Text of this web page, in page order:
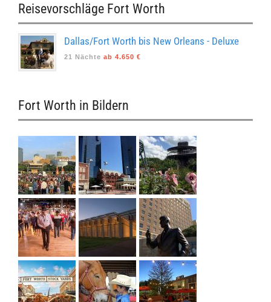
Reisevorschläge Fort Worth
Dallas/Fort Worth bis New Orleans - Deluxe
21 Nächte ab 4.650 €
Fort Worth in Bildern